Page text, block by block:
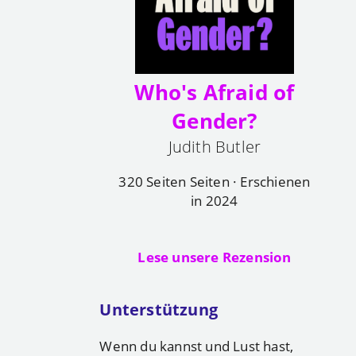
Who's Afraid of
Gender?
Judith Butler
320 Seiten Seiten · Erschienen
in 2024
Lese unsere Rezension
Unterstützung
Wenn du kannst und Lust hast,